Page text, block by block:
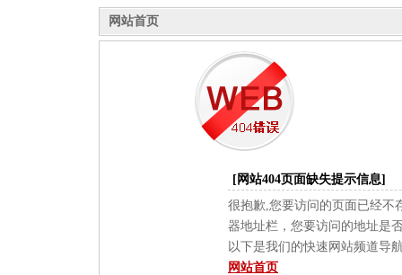
网站首页
[网站404页面缺失提示信息]
很抱歉,您要访问的页面已经不
器地址栏，您要访问的地址是
以下是我们的快速网站频道导
网站首页